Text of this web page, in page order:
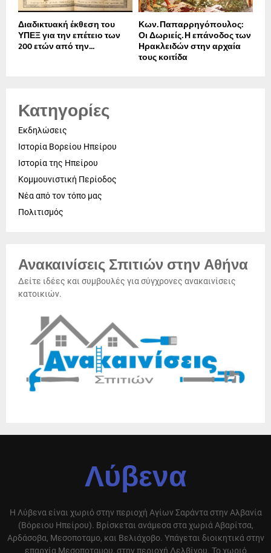
Διαδικτυακή έκθεση του
ΥΠΕΞ για την επέτειο των
200 ετών από την...
Κων. Παπαρρηγόπουλος:
Οι Δωριείς. Η επάνοδος των
Ηρακλειδών στην αρχαία
τους κοιτίδα
Κατηγορίες
Εκδηλώσεις
Ιστορία Βορείου Ηπείρου
Ιστορία της Ηπείρου
Κομμουνιστική Περίοδος
Νέα από τον τόπο μας
Πολιτισμός
Ανακαινίσεις Σπιτιών στην Αθήνα
Δείτε ιδέες και συμβουλές για σύγχρονες ανακαινίσεις
κατοικιών.
Λύβενα
Η Λύβενα είναι χωριό στην περιοχή Αγίων Σαράντα στην Αλβανία
(Βόρειου Ηπείρου). Βρίσκεται ανάμεσα στα χωριά Αβαρίτσα,
Αρδάσοβα, Μεσοποταμο, και Βελιάχοβο. Υπάγεται διοικητικά στην
επαρχία Μεσοποταμου, στην περιοχή Δελβίνου. Το χωριό